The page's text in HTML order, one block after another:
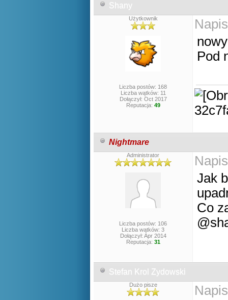
Shany
Użytkownik
Liczba postów: 168
Liczba wątków: 11
Dołączył: Oct 2017
Reputacja: 49
Pod
Nightmare
Administrator
Liczba postów: 106
Liczba wątków: 3
Dołączył: Apr 2014
Reputacja: 31
Jak
Co
Stefan Krol Zydowski
Dużo pisze